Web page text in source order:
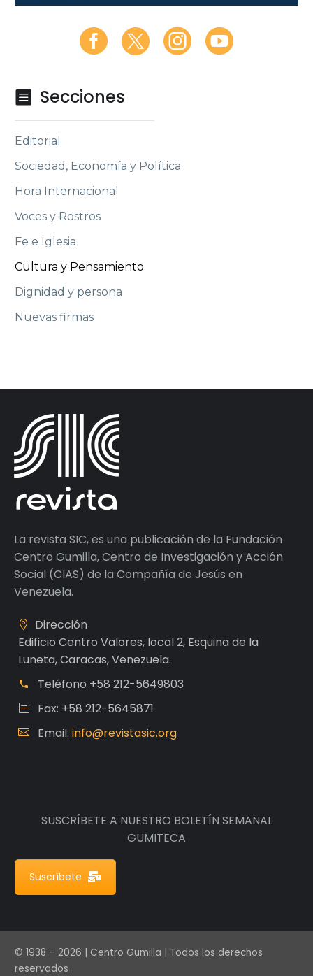
 Secciones
Editorial
Sociedad, Economía y Política
Hora Internacional
Voces y Rostros
Fe e Iglesia
Cultura y Pensamiento
Dignidad y persona
Nuevas firmas
La revista SIC, es una publicación de la Fundación
Centro Gumilla, Centro de Investigación y Acción
Social (CIAS) de la Compañía de Jesús en
Venezuela.
Dirección
Edificio Centro Valores, local 2, Esquina de la
Luneta, Caracas, Venezuela.
Teléfono +58 212-5649803
Fax: +58 212-5645871
Email: info@revistasic.org
SUSCRÍBETE A NUESTRO BOLETÍN SEMANAL
GUMITECA
Suscríbete
© 1938 – 2026 | Centro Gumilla | Todos los derechos
reservados